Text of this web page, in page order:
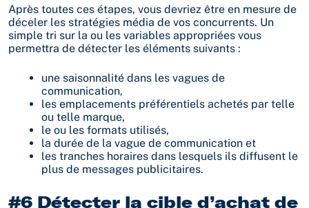
Après toutes ces étapes, vous devriez être en mesure de
déceler les stratégies média de vos concurrents. Un
simple tri sur la ou les variables appropriées vous
permettra de détecter les éléments suivants :
une saisonnalité dans les vagues de
communication,
les emplacements préférentiels achetés par telle
ou telle marque,
le ou les formats utilisés,
la durée de la vague de communication et
les tranches horaires dans lesquels ils diffusent le
plus de messages publicitaires.
#6 Détecter la cible d’achat de